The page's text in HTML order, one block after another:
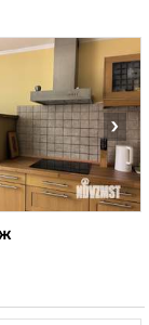
›